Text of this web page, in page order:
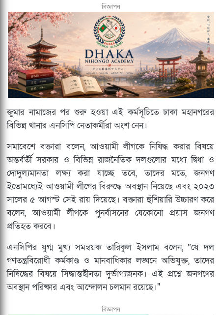
বিজ্ঞাপন
জুমার নামাজের পর শুরু হওয়া এই কর্মসূচিতে ঢাকা মহানগরের
বিভিন্ন থানার এনসিপি নেতাকর্মীরা অংশ নেন।
সমাবেশে বক্তারা বলেন, আওয়ামী লীগকে নিষিদ্ধ করার বিষয়ে
অন্তর্বর্তী সরকার ও বিভিন্ন রাজনৈতিক দলগুলোর মধ্যে দ্বিধা ও
দোদুল্যমানতা লক্ষ্য করা যাচ্ছে তবে, তাদের মতে, জনগণ
ইতোমধ্যেই আওয়ামী লীগের বিরুদ্ধে অবস্থান নিয়েছে এবং ২০২৩
সালের ৫ আগস্ট সেই রায় দিয়েছে। বক্তারা হুঁশিয়ারি উচ্চারণ করে
বলেন, আওয়ামী লীগকে পুনর্বাসনের যেকোনো প্রয়াস জনগণ
প্রতিহত করবে।
এনসিপির যুগ্ম মুখ্য সমন্বয়ক তারিকুল ইসলাম বলেন, “যে দল
গণতন্ত্রবিরোধী কর্মকাণ্ড ও মানবাধিকার লঙ্ঘনে অভিযুক্ত, তাদের
নিষিদ্ধের বিষয়ে সিদ্ধান্তহীনতা দুর্ভাগ্যজনক। এই প্রশ্নে জনগণের
অবস্থান পরিষ্কার এবং আন্দোলন চলমান রয়েছে।"
বিজ্ঞাপন